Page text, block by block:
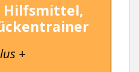
Hilfsmittel,
+